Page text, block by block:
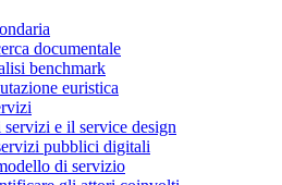
documentale
benchmark
euristica
servizi e il service design
pubblici digitali
di servizio